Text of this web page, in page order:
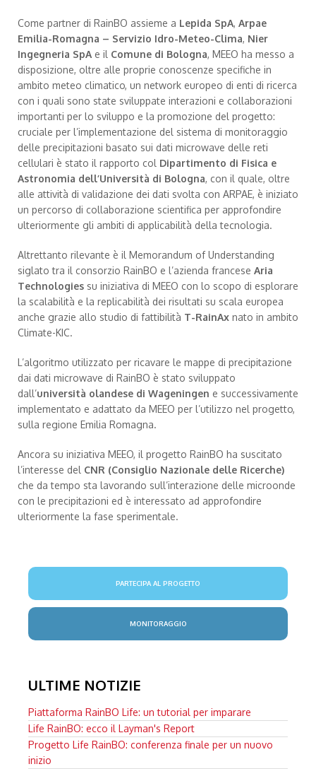
Come partner di RainBO assieme a Lepida SpA, Arpae
Emilia-Romagna – Servizio Idro-Meteo-Clima, Nier
Ingegneria SpA e il Comune di Bologna, MEEO ha messo a
disposizione, oltre alle proprie conoscenze specifiche in
ambito meteo climatico, un network europeo di enti di ricerca
con i quali sono state sviluppate interazioni e collaborazioni
importanti per lo sviluppo e la promozione del progetto:
cruciale per l’implementazione del sistema di monitoraggio
delle precipitazioni basato sui dati microwave delle reti
cellulari è stato il rapporto col Dipartimento di Fisica e
Astronomia dell’Università di Bologna, con il quale, oltre
alle attività di validazione dei dati svolta con ARPAE, è iniziato
un percorso di collaborazione scientifica per approfondire
ulteriormente gli ambiti di applicabilità della tecnologia.
Altrettanto rilevante è il Memorandum of Understanding
siglato tra il consorzio RainBO e l’azienda francese Aria
Technologies su iniziativa di MEEO con lo scopo di esplorare
la scalabilità e la replicabilità dei risultati su scala europea
anche grazie allo studio di fattibilità T-RainAx nato in ambito
Climate-KIC.
L’algoritmo utilizzato per ricavare le mappe di precipitazione
dai dati microwave di RainBO è stato sviluppato
dall’università olandese di Wageningen e successivamente
implementato e adattato da MEEO per l’utilizzo nel progetto,
sulla regione Emilia Romagna.
Ancora su iniziativa MEEO, il progetto RainBO ha suscitato
l’interesse del CNR (Consiglio Nazionale delle Ricerche)
che da tempo sta lavorando sull’interazione delle microonde
con le precipitazioni ed è interessato ad approfondire
ulteriormente la fase sperimentale.
PARTECIPA AL PROGETTO
MONITORAGGIO
ULTIME NOTIZIE
Piattaforma RainBO Life: un tutorial per imparare
Life RainBO: ecco il Layman's Report
Progetto Life RainBO: conferenza finale per un nuovo
inizio